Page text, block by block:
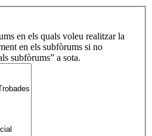
en els quals voleu realitzar la
en els subfòrums si no
subfòrums” a sota.